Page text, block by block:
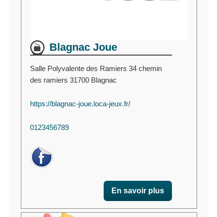
Blagnac Joue
Salle Polyvalente des Ramiers 34 chemin
des ramiers 31700 Blagnac
https://blagnac-joue.loca-jeux.fr/
0123456789
En savoir plus